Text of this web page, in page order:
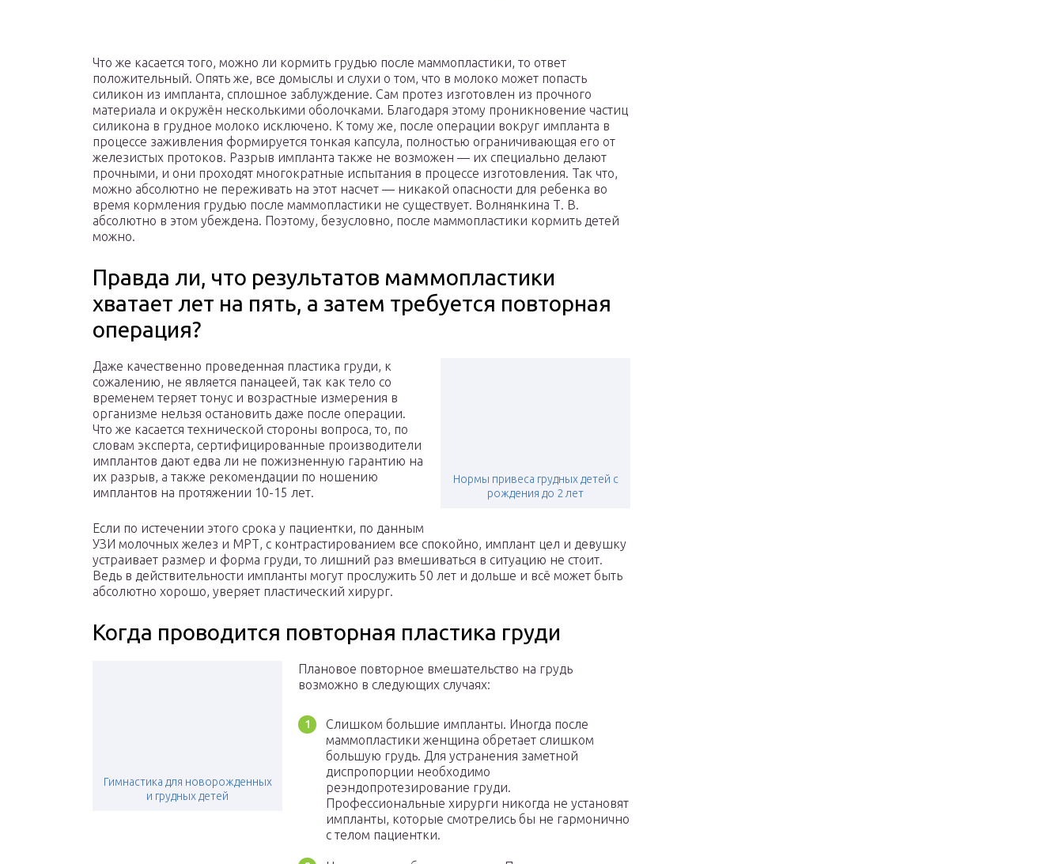
Что же касается того, можно ли кормить грудью после маммопластики, то ответ
положительный. Опять же, все домыслы и слухи о том, что в молоко может попасть
силикон из импланта, сплошное заблуждение. Сам протез изготовлен из прочного
материала и окружён несколькими оболочками. Благодаря этому проникновение частиц
силикона в грудное молоко исключено. К тому же, после операции вокруг импланта в
процессе заживления формируется тонкая капсула, полностью ограничивающая его от
железистых протоков. Разрыв импланта также не возможен — их специально делают
прочными, и они проходят многократные испытания в процессе изготовления. Так что,
можно абсолютно не переживать на этот насчет — никакой опасности для ребенка во
время кормления грудью после маммопластики не существует. Волнянкина Т. В.
абсолютно в этом убеждена. Поэтому, безусловно, после маммопластики кормить детей
можно.
Правда ли, что результатов маммопластики
хватает лет на пять, а затем требуется повторная
операция?
Нормы привеса грудных детей с
рождения до 2 лет
Даже качественно проведенная пластика груди, к
сожалению, не является панацеей, так как тело со
временем теряет тонус и возрастные измерения в
организме нельзя остановить даже после операции.
Что же касается технической стороны вопроса, то, по
словам эксперта, сертифицированные производители
имплантов дают едва ли не пожизненную гарантию на
их разрыв, а также рекомендации по ношению
имплантов на протяжении 10-15 лет.
Если по истечении этого срока у пациентки, по данным
УЗИ молочных желез и МРТ, с контрастированием все спокойно, имплант цел и девушку
устраивает размер и форма груди, то лишний раз вмешиваться в ситуацию не стоит.
Ведь в действительности импланты могут прослужить 50 лет и дольше и всё может быть
абсолютно хорошо, уверяет пластический хирург.
Когда проводится повторная пластика груди
Гимнастика для новорожденных
и грудных детей
Плановое повторное вмешательство на грудь
возможно в следующих случаях:
Слишком большие импланты. Иногда после
маммопластики женщина обретает слишком
большую грудь. Для устранения заметной
диспропорции необходимо
реэндопротезирование груди.
Профессиональные хирурги никогда не установят
импланты, которые смотрелись бы не гармонично
с телом пациентки.